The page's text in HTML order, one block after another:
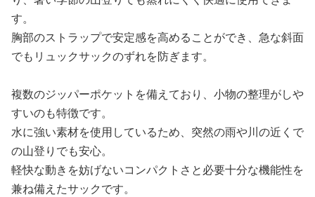
す。
胸部のストラップで安定感を高めることができ、急な斜面
でもリュックサックのずれを防ぎます。
複数のジッパーポケットを備えており、小物の整理がしや
すいのも特徴です。
水に強い素材を使用しているため、突然の雨や川の近くで
の山登りでも安心。
軽快な動きを妨げないコンパクトさと必要十分な機能性を
兼ね備えたサックです。